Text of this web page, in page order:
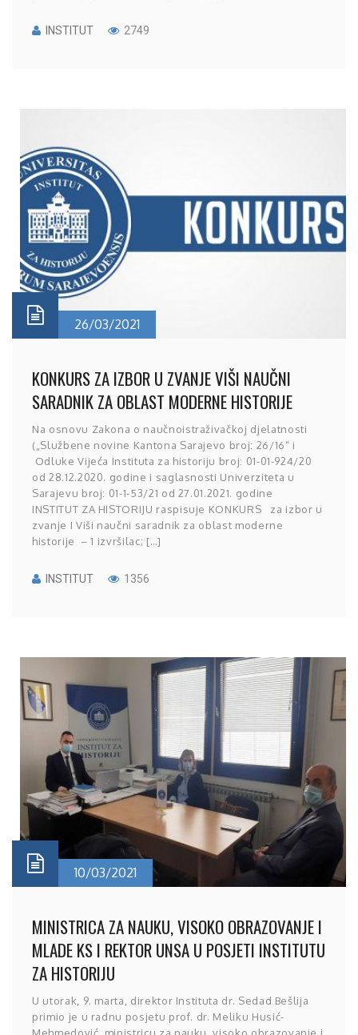
INSTITUT 2749
26/03/2021
KONKURS ZA IZBOR U ZVANJE VIŠI NAUČNI
SARADNIK ZA OBLAST MODERNE HISTORIJE
Na osnovu Zakona o naučnoistraživačkoj djelatnosti
(„Službene novine Kantona Sarajevo broj: 26/16“ i
Odluke Vijeća Instituta za historiju broj: 01-01-924/20
od 28.12.2020. godine i saglasnosti Univerziteta u
Sarajevu broj: 01-1-53/21 od 27.01.2021. godine
INSTITUT ZA HISTORIJU raspisuje KONKURS za izbor u
zvanje I Viši naučni saradnik za oblast moderne
historije – 1 izvršilac; […]
INSTITUT 1356
10/03/2021
MINISTRICA ZA NAUKU, VISOKO OBRAZOVANJE I
MLADE KS I REKTOR UNSA U POSJETI INSTITUTU
ZA HISTORIJU
U utorak, 9. marta, direktor Instituta dr. Sedad Bešlija
primio je u radnu posjetu prof. dr. Meliku Husić-
Mehmedović, ministricu za nauku, visoko obrazovanje i